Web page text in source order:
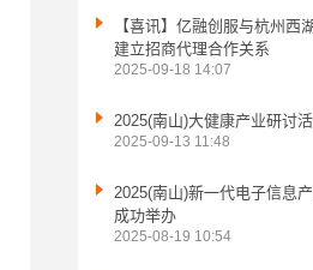

【喜讯】亿融创服与杭州西
建立招商代理合作关系
2025-09-18 14:07
 2025(南山)大健康产业研讨
2025-09-13 11:48
 2025(南山)新一代电子信息
成功举办
2025-08-19 10:54